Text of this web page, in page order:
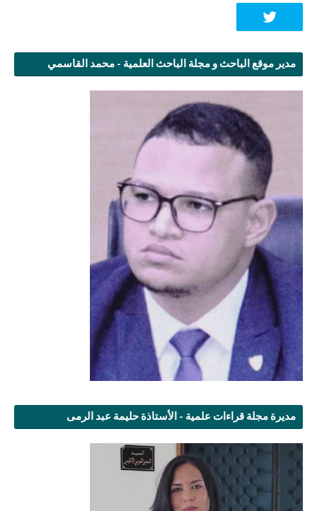
مدير موقع الباحث و مجلة الباحث العلمية - محمد القاسمي
مديرة مجلة قراءات علمية - الأستاذة حليمة عبد الرمى